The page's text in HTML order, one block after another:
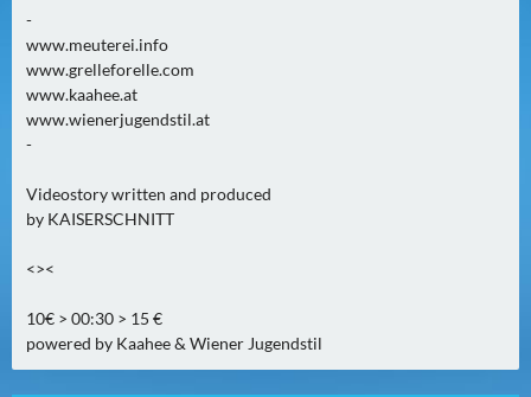
E
R
M
O
R
E
N
0
N
-
www.meuterei.info
www.grelleforelle.com
www.kaahee.at
www.wienerjugendstil.at
-
Videostory written and produced
by KAISERSCHNITT
<><
10€ > 00:30 > 15 €
powered by Kaahee & Wiener Jugendstil